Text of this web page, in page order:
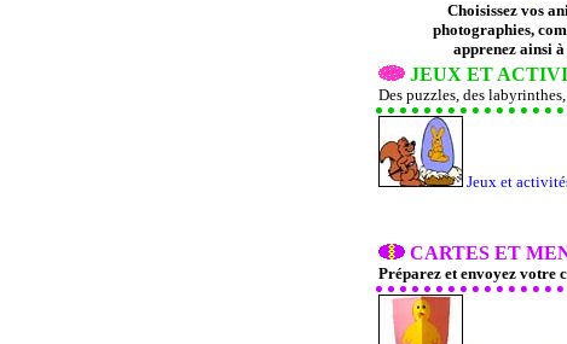
Choisissez vos
photographies,
apprenez ainsi
JEUX ET
Des puzzles, des
Jeux et
CARTES ET
Préparez et envoyez